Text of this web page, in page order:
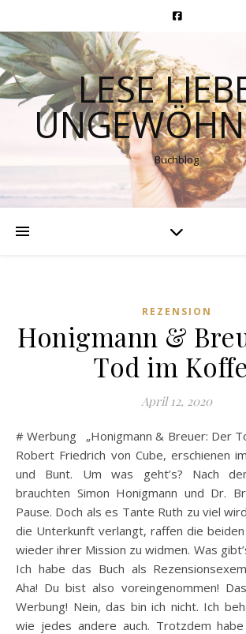
LESE
Buchblog
REZENSION
Honigmann &
Tod im
April 12, 2020
# Werbung „Honigmann & Breuer: Der
Robert Friedrich von Cube, erschienen
und Bunt. Um was geht’s? Nach
brauchten Simon Honigmann und Dr.
Pause. Doch als es Tante Ruth zu viel
die Unterkunft verlangt, raffen die beiden
wieder ihrer Mission zu widmen. Was
Ich habe das Buch als
Aha! Du bist also voreingenommen!
Werbung! Nein, das bin ich nicht. Ich
wie jedes andere auch. Trotzdem